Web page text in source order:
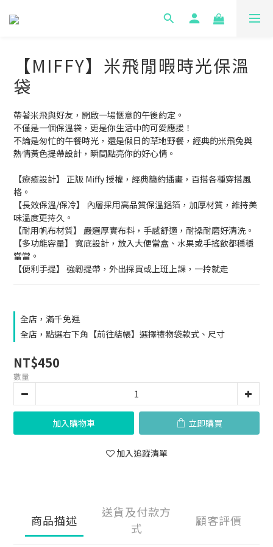
【MIFFY】米飛閒暇時光保溫
袋
帶著米飛與好友，開啟一場愜意的午後約定。
不僅是一個保溫袋，更是你生活中的可愛應援！
不論是匆忙的午餐時光，還是假日的草地野餐，經典的米飛兔與
熱情黃色提帶設計，瞬間點亮你的好心情。
【療癒設計】 正版 Miffy 授權，經典簡約插畫，百搭各種穿搭風
格。
【長效保溫/保冷】 內層採用高品質保溫鋁箔，加厚材質，維持美
味溫度更持久。
【耐用帆布材質】 嚴選厚實布料，手感舒適，耐操耐磨好清洗。
【多功能容量】 寬底設計，放入大便當盒、水果或手搖飲都穩穩
當當。
【便利手提】 強韌提帶，外出採買或上班上課，一拎就走
全店，滿千免運
全店，點選右下角【前往結帳】選擇禮物袋款式、尺寸
NT$450
數量
加入購物車 立即購買
加入追蹤清單
商品描述
送貨及付款方
式
顧客評價